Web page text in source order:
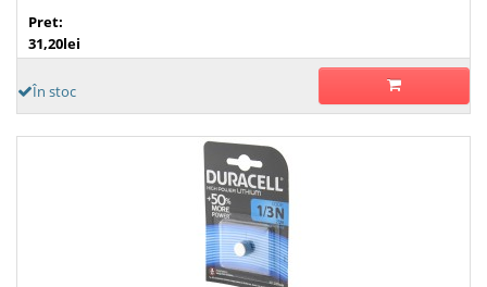
Pret:
31,20lei
În stoc